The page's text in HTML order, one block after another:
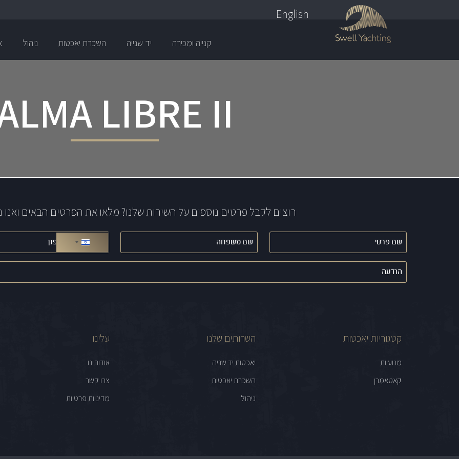
English
קנייה ומכירה יד שנייה השכרת יאכטות ניהול
LIBRE II
רוצים לקבל פרטים נוספים על השירות שלנו? מלאו את הפרטים הבאים
שם
פרטי
(חובה)
שם
משפחה
(חובה)
טלפון
(חובה)ישראל +972
הודעה
קטגוריות יאכטות
מנועיות
קאטאמרן
השרותים שלנו
יאכטות יד שניה
השכרת יאכטות
ניהול
עלינו
אודותינו
צרו קשר
מדיניות פרטיות